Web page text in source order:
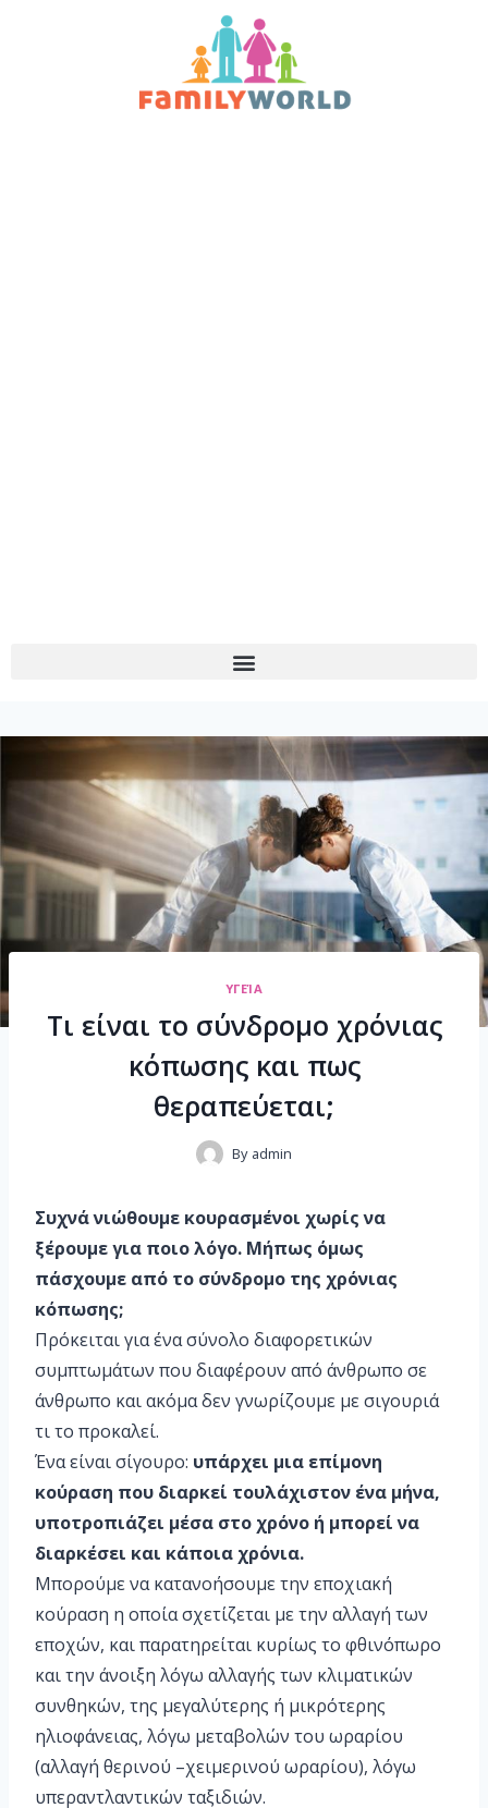
ΥΓΕΊΑ
Τι είναι το σύνδρομο χρόνιας
κόπωσης και πως
θεραπεύεται;
By admin
Συχνά νιώθουμε κουρασμένοι χωρίς να
ξέρουμε για ποιο λόγο. Μήπως όμως
πάσχουμε από το σύνδρομο της χρόνιας
κόπωσης;
Πρόκειται για ένα σύνολο διαφορετικών
συμπτωμάτων που διαφέρουν από άνθρωπο σε
άνθρωπο και ακόμα δεν γνωρίζουμε με σιγουριά
τι το προκαλεί.
Ένα είναι σίγουρο: υπάρχει μια επίμονη
κούραση που διαρκεί τουλάχιστον ένα μήνα,
υποτροπιάζει μέσα στο χρόνο ή μπορεί να
διαρκέσει και κάποια χρόνια.
Μπορούμε να κατανοήσουμε την εποχιακή
κούραση η οποία σχετίζεται με την αλλαγή των
εποχών, και παρατηρείται κυρίως το φθινόπωρο
και την άνοιξη λόγω αλλαγής των κλιματικών
συνθηκών, της μεγαλύτερης ή μικρότερης
ηλιοφάνειας, λόγω μεταβολών του ωραρίου
(αλλαγή θερινού –χειμερινού ωραρίου), λόγω
υπεραντλαντικών ταξιδιών.